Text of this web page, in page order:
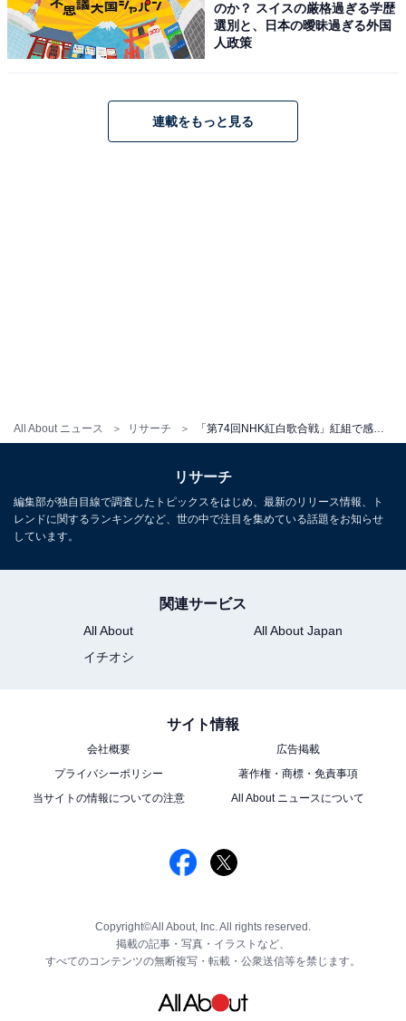
All About ニュース リサーチ
のか？ スイスの厳格過ぎる学歴
選別と、日本の曖昧過ぎる外国
人政策
連載をもっと見る
リサーチ
編集部が独自目線で調査したトピックスをはじめ、最新のリリース情報、ト
レンドに関するランキングなど、世の中で注目を集めている話題をお知らせ
しています。
関連サービス
All About
All About Japan
イチオシ
サイト情報
会社概要
広告掲載
プライバシーポリシー
著作権・商標・免責事項
当サイトの情報についての注意
All About ニュースについて
Copyright©All About, Inc. All rights reserved.
掲載の記事・写真・イラストなど、
すべてのコンテンツの無断複写・転載・公衆送信等を禁じます。